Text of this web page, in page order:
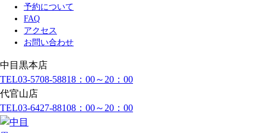
予約について
FAQ
アクセス
お問い合わせ
中目黒本店
TEL03-5708-58818：00～20：00
代官山店
TEL03-6427-88108：00～20：00